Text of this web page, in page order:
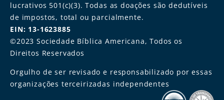
lucrativos 501(c)(3). Todas as doações são dedutíveis
de impostos, total ou parcialmente.
EIN: 13-1623885
©2023 Sociedade Bíblica Americana, Todos os
Direitos Reservados
Orgulho de ser revisado e responsabilizado por essas
organizações terceirizadas independentes